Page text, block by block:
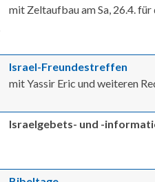
mit Zeltaufbau am Sa, 26.4.
Israel-Freundestreffen
mit Yassir Eric und weiteren
Israelgebets- und -